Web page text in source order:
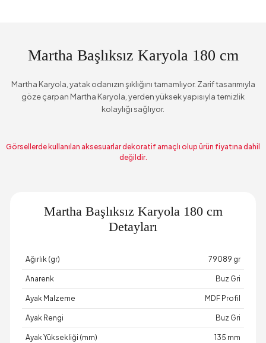
Martha Başlıksız Karyola 180 cm
Martha Karyola, yatak odanızın şıklığını tamamlıyor. Zarif tasarımıyla
göze çarpan Martha Karyola, yerden yüksek yapısıyla temizlik
kolaylığı sağlıyor.
Görsellerde kullanılan aksesuarlar dekoratif amaçlı olup ürün fiyatına dahil
değildir.
Martha Başlıksız Karyola 180 cm
Detayları
Ağırlık (gr) 79089 gr
Anarenk Buz Gri
Ayak Malzeme MDF Profil
Ayak Rengi Buz Gri
Ayak Yüksekliği (mm) 135 mm